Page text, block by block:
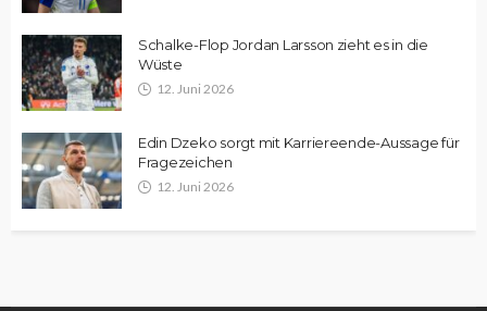
Schalke-Flop Jordan Larsson zieht es in die
Wüste
12. Juni 2026
Edin Dzeko sorgt mit Karriereende-Aussage für
Fragezeichen
12. Juni 2026